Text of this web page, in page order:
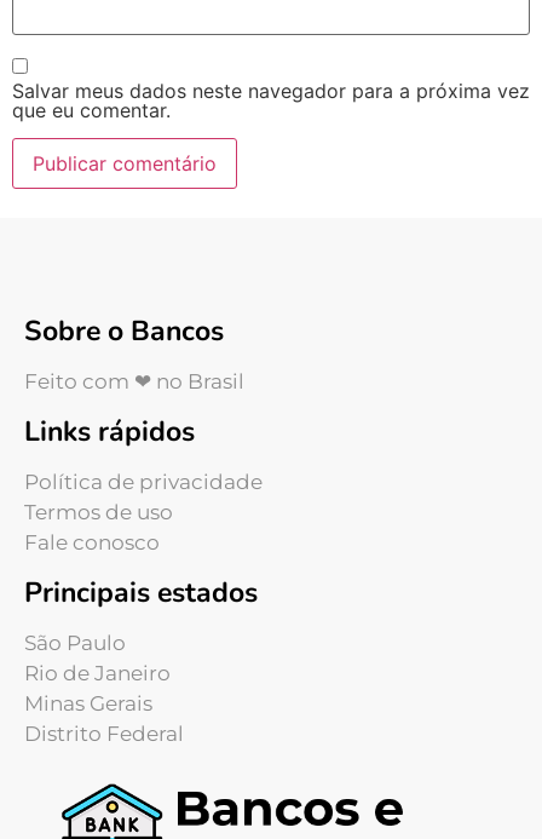
Salvar meus dados neste navegador para a próxima vez
que eu comentar.
Sobre o Bancos
Feito com ❤ no Brasil
Links rápidos
Política de privacidade
Termos de uso
Fale conosco
Principais estados
São Paulo
Rio de Janeiro
Minas Gerais
Distrito Federal